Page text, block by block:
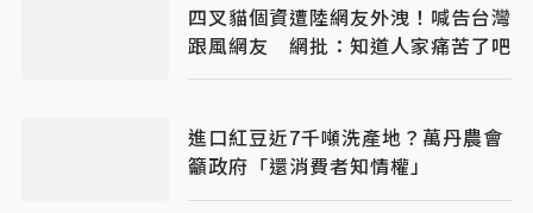
四叉貓個資遭陸網友外洩！喊告台灣
跟風網友 網批：知道人家痛苦了吧
進口紅豆近7千噸洗產地？萬丹農會
籲政府「還消費者知情權」